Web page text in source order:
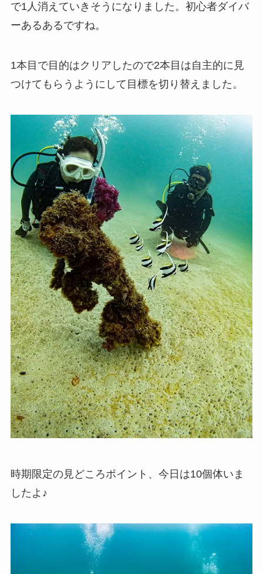
で1人消えていきそうになりました。初心者ダイバ
ーあるあるですね。
1本目で目的はクリアしたので2本目は自主的に見
つけてもらうようにして目標を切り替えました。
時期限定の見どころポイント、今日は10個体いま
したよ♪